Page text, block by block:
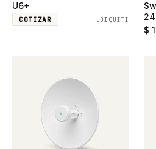
U6+
COTIZAR UBIQUITI
$